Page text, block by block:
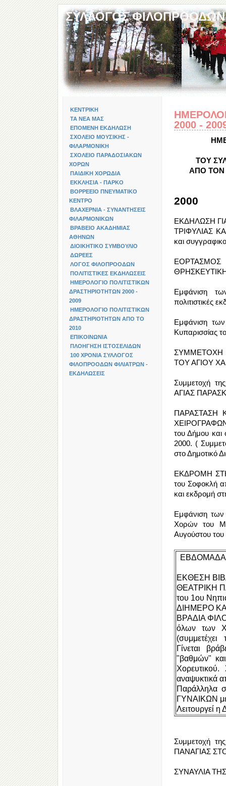
ΣΥΛΛΟΓΟΣ ΦΙΛΟΠΡΟΟΔΩΝ
2000 -
ΤΟΥ
ΑΠΟ ΤΟΝ
2000
ΕΚΔΗΛΩΣΗ
ΤΡΙΦΥΛΙΑΣ
και
ΕΟΡΤΑΣΜΟΣ
Εμφάνιση
πολιτιστικές
Εμφάνιση
Κυπαρισσίας
ΣΥΜΜΕΤΟΧΗ
ΤΟΥ ΑΓΙΟΥ
Συμμετοχή
ΑΓΙΑΣ
ΠΑΡΑΣΤΑΣΗ
ΧΕΙΡΟΓΡΑΦΩΝ
του Δήμου και
2000. (
στο Δημοτικό
ΕΚΔΡΟΜΗ
του Σοφοκλή
και εκδρομή
Εμφάνιση
Χορών του
Αυγούστου του
ΕΚΘΕΣΗ
ΘΕΑΤΡΙΚΗ
του 1ου
ΔΙΗΜΕΡΟ
ΒΡΑΔΙΑ
όλων των
Γίνεται
"βαθμών"
αναψυκτικά
Παράλληλα
ΓΥΝΑΙΚΩΝ
Λειτουργεί
Συμμετοχή
ΠΑΝΑΓΙΑΣ
ΣΥΝΑΥΛΙΑ
ΚΕΝΤΡΙΚΗ
ΤΑ ΝΕΑ ΜΑΣ
ΕΠΟΜΕΝΗ ΕΚΔΗΛΩΣΗ
ΣΧΟΛΕΙΟ ΜΟΥΣΙΚΗΣ -
ΦΙΛΑΡΜΟΝΙΚΗ
ΣΧΟΛΕΙΟ ΠΑΡΑΔΟΣΙΑΚΩΝ
ΧΟΡΩΝ
ΠΑΙΔΙΚΗ ΧΟΡΩΔΙΑ
ΕΚΚΛΗΣΙΑ - ΠΑΡΚΟ
ΒΟΡΡΕΕΙΟ ΠΝΕΥΜΑΤΙΚΟ
ΚΕΝΤΡΟ
ΒΛΑΧΕΡΝΙΑ - ΣΥΝΑΝΤΗΣΕΙΣ
ΦΙΛΑΡΜΟΝΙΚΩΝ
ΒΡΑΒΕΙΟ ΑΚΑΔΗΜΙΑΣ
ΑΘΗΝΩΝ
ΔΙΟΙΚΗΤΙΚΟ ΣΥΜΒΟΥΛΙΟ
ΔΩΡΕΕΣ
ΛΟΓΟΣ ΦΙΛΟΠΡΟΟΔΩΝ
ΠΟΛΙΤΙΣΤΙΚΕΣ ΕΚΔΗΛΩΣΕΙΣ
ΗΜΕΡΟΛΟΓΙΟ ΠΟΛΙΤΙΣΤΙΚΩΝ
ΔΡΑΣΤΗΡΙΟΤΗΤΩΝ 2000 -
2009
ΗΜΕΡΟΛΟΓΙΟ ΠΟΛΙΤΙΣΤΙΚΩΝ
ΔΡΑΣΤΗΡΙΟΤΗΤΩΝ ΑΠΟ ΤΟ
2010
ΕΠΙΚΟΙΝΩΝΙΑ
ΠΛΟΗΓΗΣΗ ΙΣΤΟΣΕΛΙΔΩΝ
100 ΧΡΟΝΙΑ ΣΥΛΛΟΓΟΣ
ΦΙΛΟΠΡΟΟΔΩΝ ΦΙΛΙΑΤΡΩΝ -
ΕΚΔΗΛΩΣΕΙΣ